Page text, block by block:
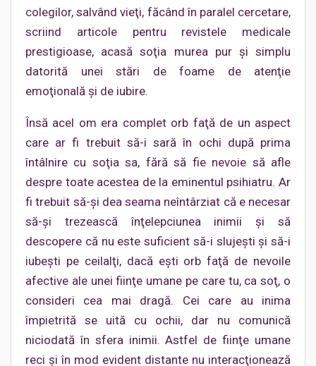
colegilor, salvând vieţi, făcând în paralel cercetare,
scriind articole pentru revistele medicale
prestigioase, acasă soţia murea pur şi simplu
datorită unei stări de foame de atenţie
emoţională şi de iubire.
Însă acel om era complet orb faţă de un aspect
care ar fi trebuit să-i sară în ochi după prima
întâlnire cu soţia sa, fără să fie nevoie să afle
despre toate acestea de la eminentul psihiatru. Ar
fi trebuit să-şi dea seama neîntârziat că e necesar
să-şi trezească înţelepciunea inimii şi să
descopere că nu este suficient să-i slujeşti şi să-i
iubeşti pe ceilalţi, dacă eşti orb faţă de nevoile
afective ale unei fiinţe umane pe care tu, ca soţ, o
consideri cea mai dragă. Cei care au inima
împietrită se uită cu ochii, dar nu comunică
niciodată în sfera inimii. Astfel de fiinţe umane
reci şi în mod evident distante nu interacţionează